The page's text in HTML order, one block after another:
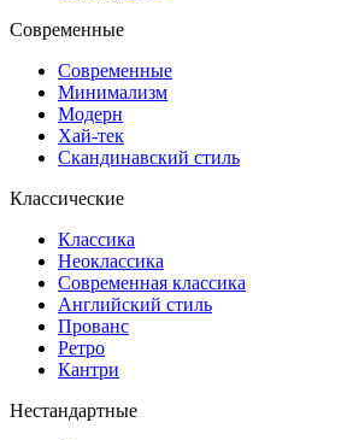
Современные
Современные
Минимализм
Модерн
Хай-тек
Скандинавский стиль
Классические
Классика
Неоклассика
Современная классика
Английский стиль
Прованс
Ретро
Кантри
Нестандартные